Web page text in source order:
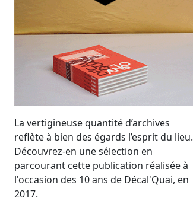
La vertigineuse quantité d’archives
reflète à bien des égards l’esprit du lieu.
Découvrez-en une sélection en
parcourant cette publication réalisée à
l'occasion des 10 ans de Décal'Quai, en
2017.